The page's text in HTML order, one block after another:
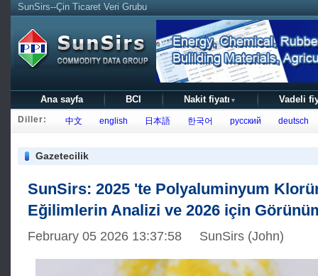
SunSirs--Çin Ticaret Veri Grubu
Ana sayfa BCI Nakit fiyatı ▼ Vadeli
Diller: 中文 english 日本語 한국어 русский deutsch
Gazetecilik
SunSirs: 2025 'te Polyaluminyum
Eğilimlerin Analizi ve 2026 için
February 05 2026 13:37:58 SunSirs (John)